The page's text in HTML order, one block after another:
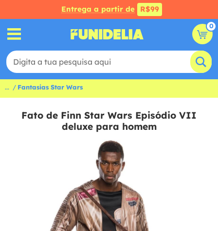
Entrega a partir de R$99
0
... Fantasias Star Wars
Fato de Finn Star Wars Episódio VII
deluxe para homem